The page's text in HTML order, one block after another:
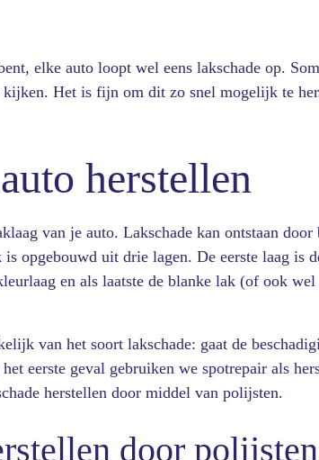
elke auto loopt wel eens lakschade op.
Het is fijn om dit zo snel mogelijk te
herstellen
van je auto. Lakschade kan ontstaan
opgebouwd uit drie lagen. De eerste laag is
en als laatste de blanke lak (of ook
van het soort lakschade: gaat de
eerste geval gebruiken we spotrepair als
herstellen door middel van polijsten.
door polijsten